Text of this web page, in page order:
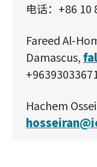
电话：+86 10
Fareed Al-
Damascus,
Hachem